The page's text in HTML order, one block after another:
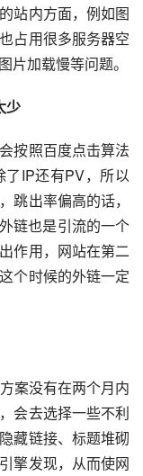
站内方面，例如图
占用很多服务器空
少
IP还有PV，所以
跳出率偏高的话，
链也是引流的一个
作用，网站在第二
个时候的外链一定
会去选择一些不利
藏链接、标题堆砌
擎发现，从而使网